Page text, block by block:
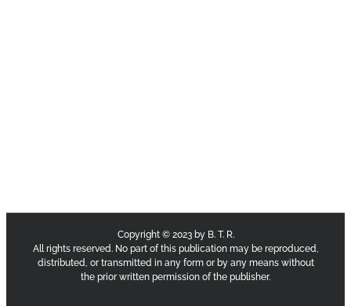
Copyright © 2023 by B. T. R.
All rights reserved. No part of this publication may be reproduced,
distributed, or transmitted in any form or by any means without
the prior written permission of the publisher.